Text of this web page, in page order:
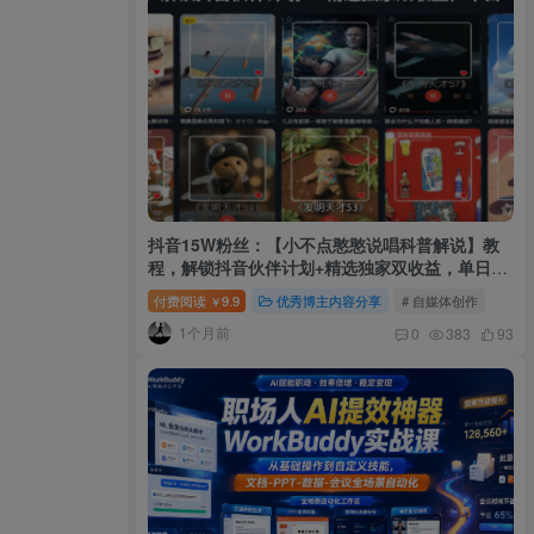
抖音15W粉丝：【小不点憨憨说唱科普解说】教
程，解锁抖音伙伴计划+精选独家双收益，单日
1k+
付费阅读 ￥9.9 优秀博主内容分享 # 自媒体创作
1个月前 0 383 93